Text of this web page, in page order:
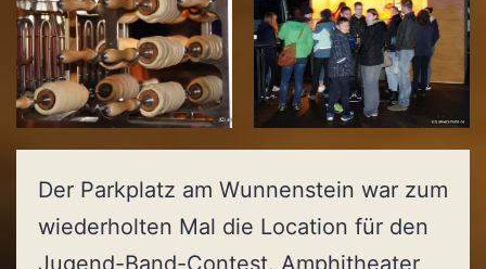
Der Parkplatz am Wunnenstein war zum
wiederholten Mal die Location für den